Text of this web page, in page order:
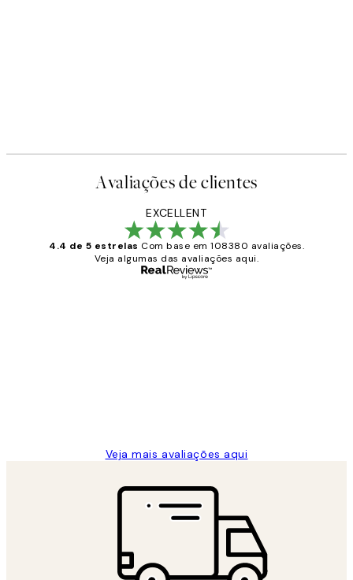
Avaliações de clientes
EXCELLENT
4.4 de 5 estrelas Com base em 108380 avaliações.
Veja algumas das avaliações aqui.
Veja mais avaliações aqui